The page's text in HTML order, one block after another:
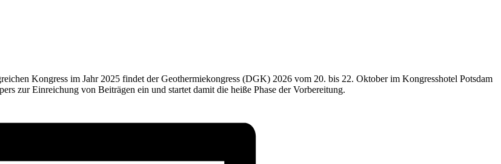
Kongress im Jahr 2025 findet der Geothermiekongress (DGK) 2026 vom 20. bis 22. Oktober im Kongresshotel Potsdam
zur Einreichung von Beiträgen ein und startet damit die heiße Phase der Vorbereitung.